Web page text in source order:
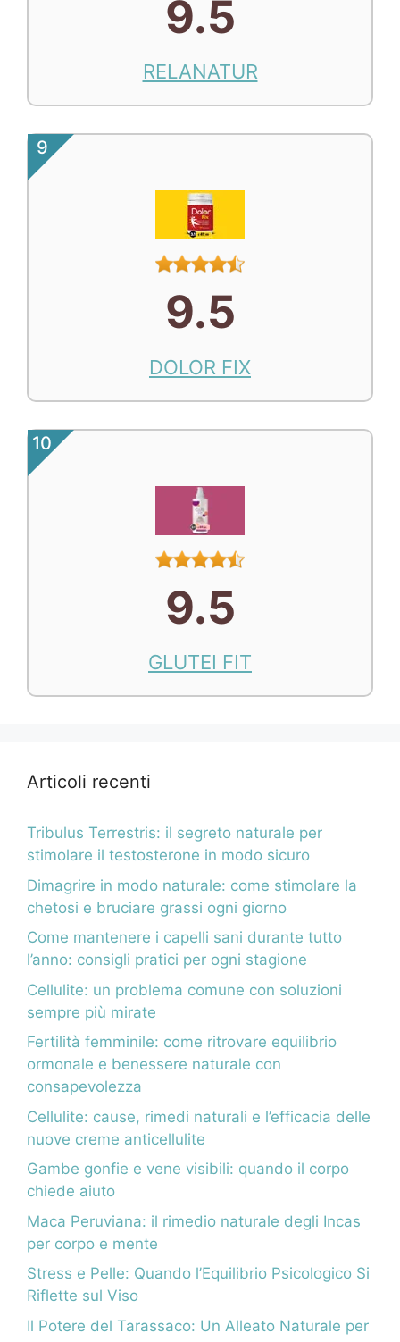
9.5
RELANATUR
9
9.5
DOLOR FIX
10
9.5
GLUTEI FIT
Articoli recenti
Tribulus Terrestris: il segreto naturale per
stimolare il testosterone in modo sicuro
Dimagrire in modo naturale: come stimolare la
chetosi e bruciare grassi ogni giorno
Come mantenere i capelli sani durante tutto
l’anno: consigli pratici per ogni stagione
Cellulite: un problema comune con soluzioni
sempre più mirate
Fertilità femminile: come ritrovare equilibrio
ormonale e benessere naturale con
consapevolezza
Cellulite: cause, rimedi naturali e l’efficacia delle
nuove creme anticellulite
Gambe gonfie e vene visibili: quando il corpo
chiede aiuto
Maca Peruviana: il rimedio naturale degli Incas
per corpo e mente
Stress e Pelle: Quando l’Equilibrio Psicologico Si
Riflette sul Viso
Il Potere del Tarassaco: Un Alleato Naturale per